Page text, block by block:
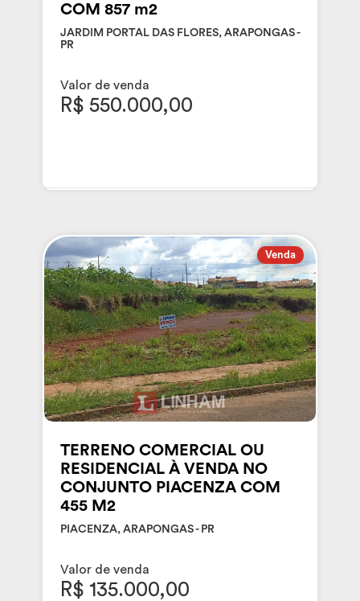
COM 857 m2
JARDIM PORTAL DAS FLORES, ARAPONGAS -
PR
Valor de venda
R$ 550.000,00
Venda
TERRENO COMERCIAL OU
RESIDENCIAL À VENDA NO
CONJUNTO PIACENZA COM
455 M2
PIACENZA, ARAPONGAS - PR
Valor de venda
R$ 135.000,00